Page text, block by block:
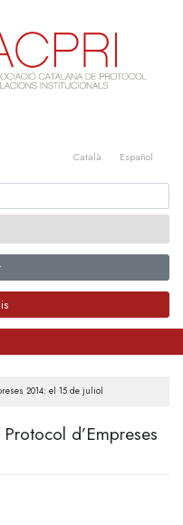
Català Español
2014: el 15 de juliol
d’Empreses